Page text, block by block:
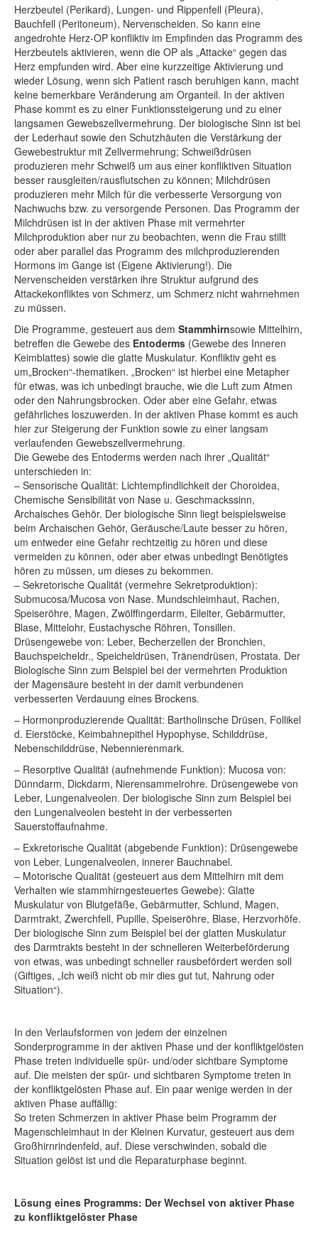
Herzbeutel (Perikard), Lungen- und Rippenfell (Pleura),
Bauchfell (Peritoneum), Nervenscheiden. So kann eine
angedrohte Herz-OP konfliktiv im Empfinden das Programm des
Herzbeutels aktivieren, wenn die OP als „Attacke“ gegen das
Herz empfunden wird. Aber eine kurzzeitige Aktivierung und
wieder Lösung, wenn sich Patient rasch beruhigen kann, macht
keine bemerkbare Veränderung am Organteil. In der aktiven
Phase kommt es zu einer Funktionssteigerung und zu einer
langsamen Gewebszellvermehrung. Der biologische Sinn ist bei
der Lederhaut sowie den Schutzhäuten die Verstärkung der
Gewebestruktur mit Zellvermehrung; Schweißdrüsen
produzieren mehr Schweiß um aus einer konfliktiven Situation
besser rausgleiten/rausflutschen zu können; Milchdrüsen
produzieren mehr Milch für die verbesserte Versorgung von
Nachwuchs bzw. zu versorgende Personen. Das Programm der
Milchdrüsen ist in der aktiven Phase mit vermehrter
Milchproduktion aber nur zu beobachten, wenn die Frau stillt
oder aber parallel das Programm des milchproduzierenden
Hormons im Gange ist (Eigene Aktivierung!). Die
Nervenscheiden verstärken ihre Struktur aufgrund des
Attackekonfliktes von Schmerz, um Schmerz nicht wahrnehmen
zu müssen.
Die Programme, gesteuert aus dem Stammhirnsowie Mittelhirn,
betreffen die Gewebe des Entoderms (Gewebe des Inneren
Keimblattes) sowie die glatte Muskulatur. Konfliktiv geht es
um„Brocken“-thematiken. „Brocken“ ist hierbei eine Metapher
für etwas, was ich unbedingt brauche, wie die Luft zum Atmen
oder den Nahrungsbrocken. Oder aber eine Gefahr, etwas
gefährliches loszuwerden. In der aktiven Phase kommt es auch
hier zur Steigerung der Funktion sowie zu einer langsam
verlaufenden Gewebszellvermehrung.
Die Gewebe des Entoderms werden nach ihrer „Qualität“
unterschieden in:
– Sensorische Qualität: Lichtempﬁndlichkeit der Choroidea,
Chemische Sensibilität von Nase u. Geschmackssinn,
Archaisches Gehör. Der biologische Sinn liegt beispielsweise
beim Archaischen Gehör, Geräusche/Laute besser zu hören,
um entweder eine Gefahr rechtzeitig zu hören und diese
vermeiden zu können, oder aber etwas unbedingt Benötigtes
hören zu müssen, um dieses zu bekommen.
– Sekretorische Qualität (vermehre Sekretproduktion):
Submucosa/Mucosa von Nase. Mundschleimhaut, Rachen,
Speiseröhre, Magen, Zwölﬃngerdarm, Eileiter, Gebärmutter,
Blase, Mittelohr, Eustachysche Röhren, Tonsillen.
Drüsengewebe von: Leber, Becherzellen der Bronchien,
Bauchspeicheldr., Speicheldrüsen, Tränendrüsen, Prostata. Der
Biologische Sinn zum Beispiel bei der vermehrten Produktion
der Magensäure besteht in der damit verbundenen
verbesserten Verdauung eines Brockens.
– Hormonproduzierende Qualität: Bartholinsche Drüsen, Follikel
d. Eierstöcke, Keimbahnepithel Hypophyse, Schilddrüse,
Nebenschilddrüse, Nebennierenmark.
– Resorptive Qualität (aufnehmende Funktion): Mucosa von:
Dünndarm, Dickdarm, Nierensammelrohre. Drüsengewebe von
Leber, Lungenalveolen. Der biologische Sinn zum Beispiel bei
den Lungenalveolen besteht in der verbesserten
Sauerstoffaufnahme.
– Exkretorische Qualität (abgebende Funktion): Drüsengewebe
von Leber, Lungenalveolen, innerer Bauchnabel.
– Motorische Qualität (gesteuert aus dem Mittelhirn mit dem
Verhalten wie stammhirngesteuertes Gewebe): Glatte
Muskulatur von Blutgefäße, Gebärmutter, Schlund, Magen,
Darmtrakt, Zwerchfell, Pupille, Speiseröhre, Blase, Herzvorhöfe.
Der biologische Sinn zum Beispiel bei der glatten Muskulatur
des Darmtrakts besteht in der schnelleren Weiterbeförderung
von etwas, was unbedingt schneller rausbefördert werden soll
(Giftiges, „Ich weiß nicht ob mir dies gut tut, Nahrung oder
Situation“).
In den Verlaufsformen von jedem der einzelnen
Sonderprogramme in der aktiven Phase und der konfliktgelösten
Phase treten individuelle spür- und/oder sichtbare Symptome
auf. Die meisten der spür- und sichtbaren Symptome treten in
der konfliktgelösten Phase auf. Ein paar wenige werden in der
aktiven Phase auffällig:
So treten Schmerzen in aktiver Phase beim Programm der
Magenschleimhaut in der Kleinen Kurvatur, gesteuert aus dem
Großhirnrindenfeld, auf. Diese verschwinden, sobald die
Situation gelöst ist und die Reparaturphase beginnt.
Lösung eines Programms: Der Wechsel von aktiver Phase
zu konfliktgelöster Phase